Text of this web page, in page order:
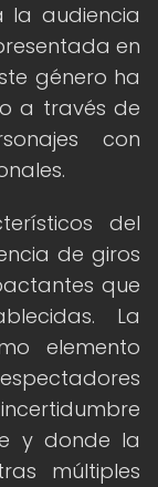
la audiencia
en
género ha
a través de
con
del
de giros
que
La
elemento
y donde la
múltiples